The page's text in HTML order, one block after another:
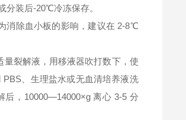
分装后-20℃冷冻保存。
消除血小板的影响，建议在 2-8℃
裂解液，用移液器吹打数下，使
、生理盐水或无血清培养液洗
，10000—14000×g 离心 3-5 分